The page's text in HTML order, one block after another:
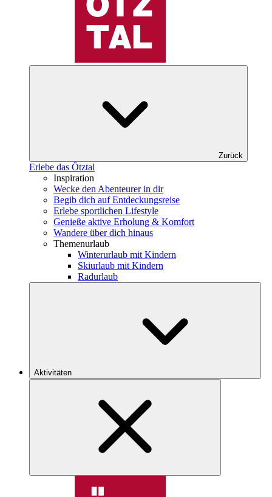
Zurück
Erlebe das Ötztal
Inspiration
Wecke den Abenteurer in dir
Begib dich auf Entdeckungsreise
Erlebe sportlichen Lifestyle
Genieße aktive Erholung & Komfort
Wandere über dich hinaus
Themenurlaub
Winterurlaub mit Kindern
Skiurlaub mit Kindern
Radurlaub
Aktivitäten